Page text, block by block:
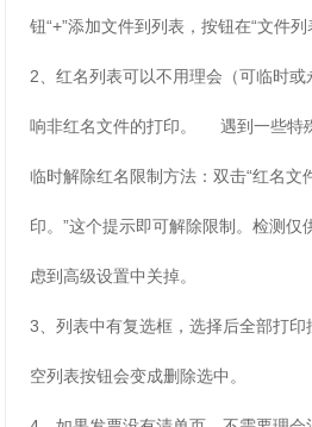
钮“+”添加文件到列表，按钮在“文件列
2、红名列表可以不用理会（可临时
响非红名文件的打印。 遇到一些特
临时解除红名限制方法：双击“红名文
印。”这个提示即可解除限制。检测仅
虑到高级设置中关掉。
3、列表中有复选框，选择后全部打
空列表按钮会变成删除选中。